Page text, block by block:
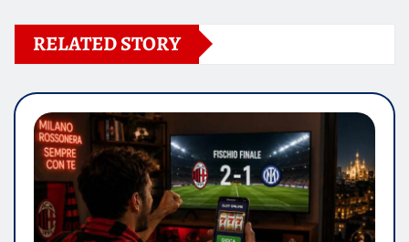
RELATED STORY